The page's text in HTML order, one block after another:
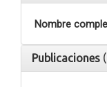
Nombre
Publicaciones